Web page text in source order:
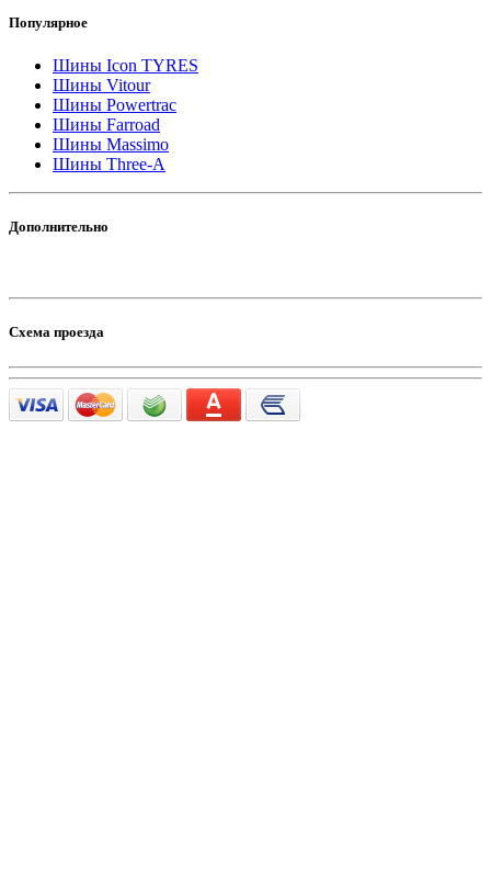
Популярное
Шины Icon TYRES
Шины Vitour
Шины Powertrac
Шины Farroad
Шины Massimo
Шины Three-A
Дополнительно
Схема проезда